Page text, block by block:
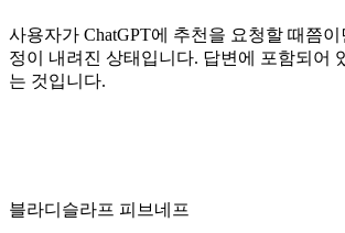
사용자가 ChatGPT에 추천을 요청할 때쯤이
정이 내려진 상태입니다. 답변에 포함되어
는 것입니다.
블라디슬라프 피브네프